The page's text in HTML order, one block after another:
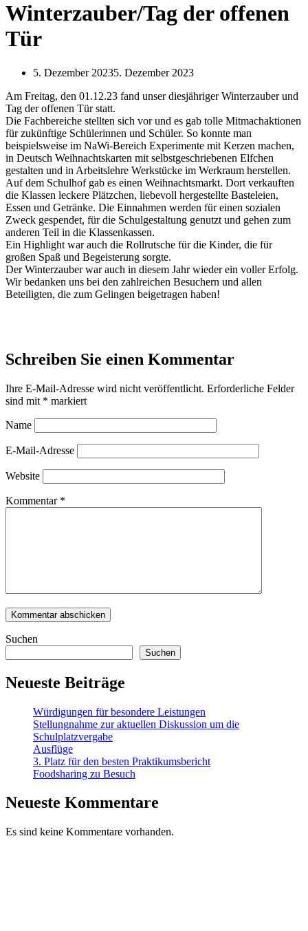
Winterzauber/Tag der offenen
Tür
5. Dezember 20235. Dezember 2023
Am Freitag, den 01.12.23 fand unser diesjähriger Winterzauber und
Tag der offenen Tür statt.
Die Fachbereiche stellten sich vor und es gab tolle Mitmachaktionen
für zukünftige Schülerinnen und Schüler. So konnte man
beispielsweise im NaWi-Bereich Experimente mit Kerzen machen,
in Deutsch Weihnachtskarten mit selbstgeschriebenen Elfchen
gestalten und in Arbeitslehre Werkstücke im Werkraum herstellen.
Auf dem Schulhof gab es einen Weihnachtsmarkt. Dort verkauften
die Klassen leckere Plätzchen, liebevoll hergestellte Basteleien,
Essen und Getränke. Die Einnahmen werden für einen sozialen
Zweck gespendet, für die Schulgestaltung genutzt und gehen zum
anderen Teil in die Klassenkassen.
Ein Highlight war auch die Rollrutsche für die Kinder, die für
großen Spaß und Begeisterung sorgte.
Der Winterzauber war auch in diesem Jahr wieder ein voller Erfolg.
Wir bedanken uns bei den zahlreichen Besuchern und allen
Beteiligten, die zum Gelingen beigetragen haben!
Schreiben Sie einen Kommentar
Ihre E-Mail-Adresse wird nicht veröffentlicht. Erforderliche Felder
sind mit * markiert
Name
E-Mail-Adresse
Website
Kommentar *
Suchen
Suchen
Neueste Beiträge
Würdigungen für besondere Leistungen
Stellungnahme zur aktuellen Diskussion um die
Schulplatzvergabe
Ausflüge
3. Platz für den besten Praktikumsbericht
Foodsharing zu Besuch
Neueste Kommentare
Es sind keine Kommentare vorhanden.